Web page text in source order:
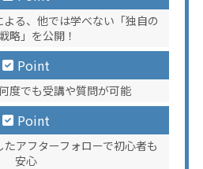
る、他では学べない「独自の
略」を公開！
Point
度でも受講や質問が可能
Point
アフターフォローで初心者も
安心